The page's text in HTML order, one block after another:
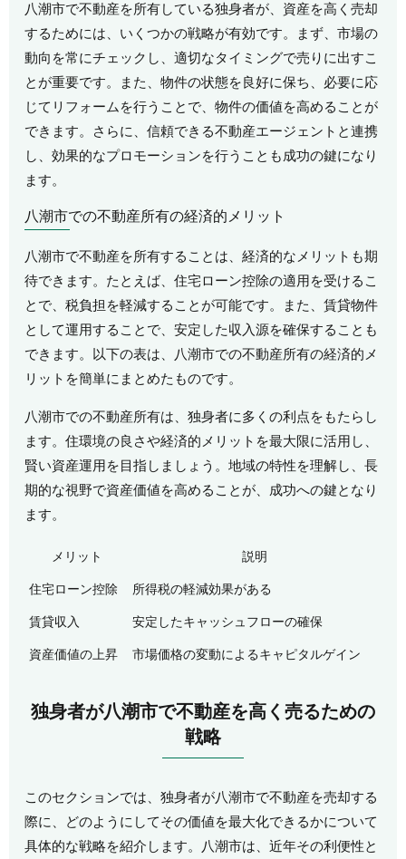
八潮市で不動産を所有している独身者が、資産を高く売却
するためには、いくつかの戦略が有効です。まず、市場の
動向を常にチェックし、適切なタイミングで売りに出すこ
とが重要です。また、物件の状態を良好に保ち、必要に応
じてリフォームを行うことで、物件の価値を高めることが
できます。さらに、信頼できる不動産エージェントと連携
し、効果的なプロモーションを行うことも成功の鍵になり
ます。
八潮市での不動産所有の経済的メリット
八潮市で不動産を所有することは、経済的なメリットも期
待できます。たとえば、住宅ローン控除の適用を受けるこ
とで、税負担を軽減することが可能です。また、賃貸物件
として運用することで、安定した収入源を確保することも
できます。以下の表は、八潮市での不動産所有の経済的メ
リットを簡単にまとめたものです。
八潮市での不動産所有は、独身者に多くの利点をもたらし
ます。住環境の良さや経済的メリットを最大限に活用し、
賢い資産運用を目指しましょう。地域の特性を理解し、長
期的な視野で資産価値を高めることが、成功への鍵となり
ます。
メリット 説明
住宅ローン控除 所得税の軽減効果がある
賃貸収入 安定したキャッシュフローの確保
資産価値の上昇 市場価格の変動によるキャピタルゲイン
独身者が八潮市で不動産を高く売るための
戦略
このセクションでは、独身者が八潮市で不動産を売却する
際に、どのようにしてその価値を最大化できるかについて
具体的な戦略を紹介します。八潮市は、近年その利便性と